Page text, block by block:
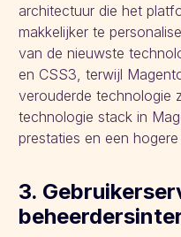
architectuur die het
makkelijker te
van de nieuwste
en CSS3, terwijl
verouderde technologie
technologie stack in
prestaties en een
3.